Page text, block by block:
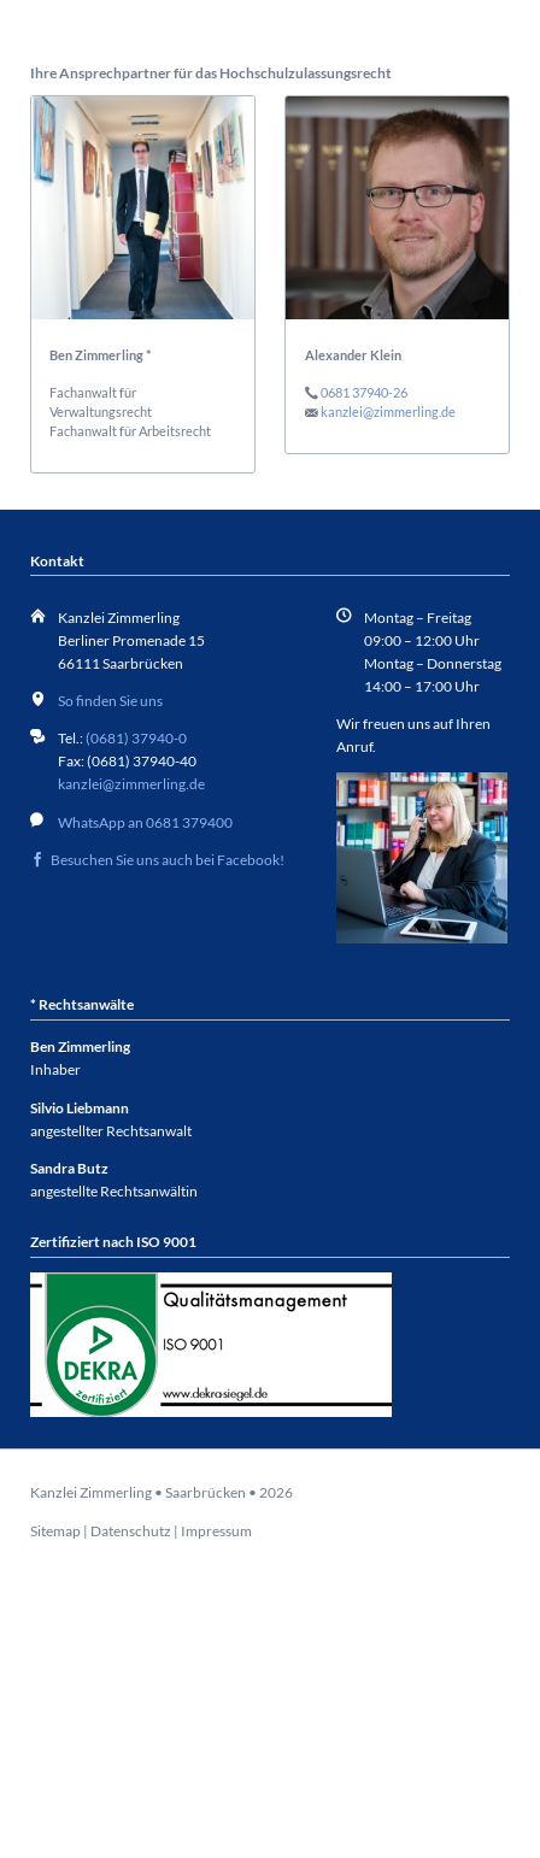
Ihre Ansprechpartner für das Hochschulzulassungsrecht
Ben Zimmerling *
Fachanwalt für
Verwaltungsrecht
Fachanwalt für Arbeitsrecht
Alexander Klein
0681 37940-26
kanzlei@zimmerling.de
Kontakt
Kanzlei Zimmerling
Berliner Promenade 15
66111 Saarbrücken
So finden Sie uns
Tel.:(0681) 37940-0
Fax: (0681) 37940-40
kanzlei@zimmerling.de
WhatsApp an 0681 379400
Besuchen Sie uns auch bei Facebook!
Montag – Freitag
09:00 – 12:00 Uhr
Montag – Donnerstag
14:00 – 17:00 Uhr
Wir freuen uns auf Ihren
Anruf.
* Rechtsanwälte
Ben Zimmerling
Inhaber
Silvio Liebmann
angestellter Rechtsanwalt
Sandra Butz
angestellte Rechtsanwältin
Zertifiziert nach ISO 9001
Kanzlei Zimmerling • Saarbrücken • 2026
Sitemap| Datenschutz | Impressum